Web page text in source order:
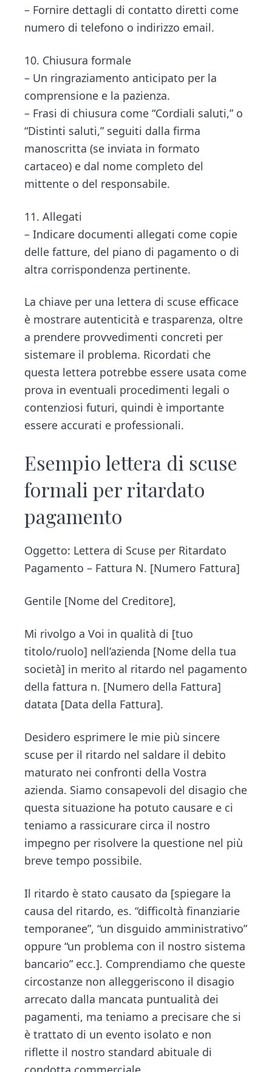
– Fornire dettagli di contatto diretti come
numero di telefono o indirizzo email.
10. Chiusura formale
– Un ringraziamento anticipato per la
comprensione e la pazienza.
– Frasi di chiusura come “Cordiali saluti,” o
“Distinti saluti,” seguiti dalla firma
manoscritta (se inviata in formato
cartaceo) e dal nome completo del
mittente o del responsabile.
11. Allegati
– Indicare documenti allegati come copie
delle fatture, del piano di pagamento o di
altra corrispondenza pertinente.
La chiave per una lettera di scuse efficace
è mostrare autenticità e trasparenza, oltre
a prendere provvedimenti concreti per
sistemare il problema. Ricordati che
questa lettera potrebbe essere usata come
prova in eventuali procedimenti legali o
contenziosi futuri, quindi è importante
essere accurati e professionali.
Esempio lettera di scuse
formali per ritardato
pagamento
Oggetto: Lettera di Scuse per Ritardato
Pagamento – Fattura N. [Numero Fattura]
Gentile [Nome del Creditore],
Mi rivolgo a Voi in qualità di [tuo
titolo/ruolo] nell’azienda [Nome della tua
società] in merito al ritardo nel pagamento
della fattura n. [Numero della Fattura]
datata [Data della Fattura].
Desidero esprimere le mie più sincere
scuse per il ritardo nel saldare il debito
maturato nei confronti della Vostra
azienda. Siamo consapevoli del disagio che
questa situazione ha potuto causare e ci
teniamo a rassicurare circa il nostro
impegno per risolvere la questione nel più
breve tempo possibile.
Il ritardo è stato causato da [spiegare la
causa del ritardo, es. “difficoltà finanziarie
temporanee”, “un disguido amministrativo”
oppure “un problema con il nostro sistema
bancario” ecc.]. Comprendiamo che queste
circostanze non alleggeriscono il disagio
arrecato dalla mancata puntualità dei
pagamenti, ma teniamo a precisare che si
è trattato di un evento isolato e non
riflette il nostro standard abituale di